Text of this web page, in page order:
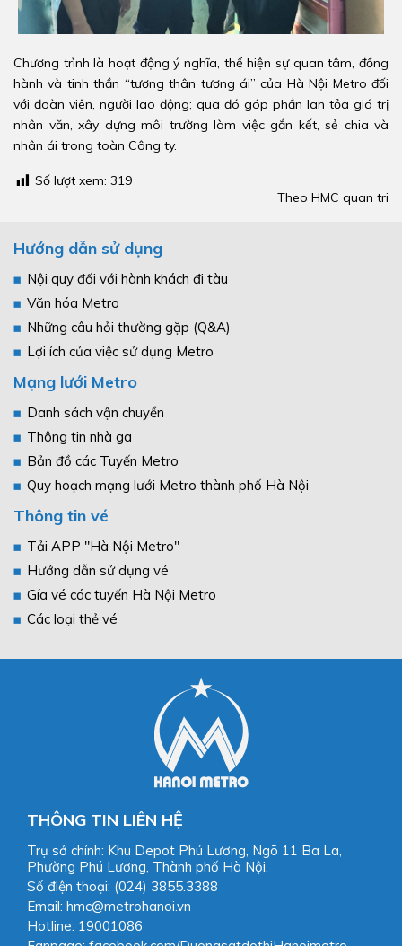
Chương trình là hoạt động ý nghĩa, thể hiện sự quan tâm, đồng
hành và tinh thần “tương thân tương ái” của Hà Nội Metro đối
với đoàn viên, người lao động; qua đó góp phần lan tỏa giá trị
nhân văn, xây dựng môi trường làm việc gắn kết, sẻ chia và
nhân ái trong toàn Công ty.
Số lượt xem: 319
Theo HMC quan tri
Hướng dẫn sử dụng
Nội quy đối với hành khách đi tàu
Văn hóa Metro
Những câu hỏi thường gặp (Q&A)
Lợi ích của việc sử dụng Metro
Mạng lưới Metro
Danh sách vận chuyển
Thông tin nhà ga
Bản đồ các Tuyến Metro
Quy hoạch mạng lưới Metro thành phố Hà Nội
Thông tin vé
Tải APP "Hà Nội Metro"
Hướng dẫn sử dụng vé
Gía vé các tuyến Hà Nội Metro
Các loại thẻ vé
THÔNG TIN LIÊN HỆ
Trụ sở chính: Khu Depot Phú Lương, Ngõ 11 Ba La,
Phường Phú Lương, Thành phố Hà Nội.
Số điện thoại: (024) 3855.3388
Email: hmc@metrohanoi.vn
Hotline: 19001086